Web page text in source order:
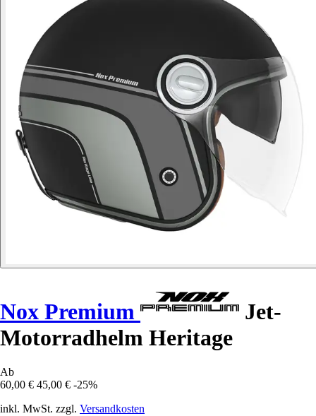
Nox Premium
Jet-
Motorradhelm Heritage
Ab
60,00 € 45,00 € -25%
inkl. MwSt. zzgl. Versandkosten